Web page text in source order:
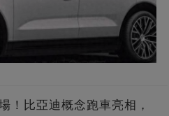
！比亞迪概念跑車亮相，